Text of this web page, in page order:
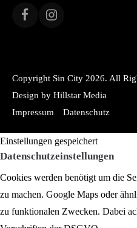
Copyright Sin City 2026. All
Design by Hillstar Media
Impressum
Datenschutz
Einstellungen gespeichert
Datenschutzeinstellungen
Cookies werden benötigt um die
zu machen. Google Maps oder
zu funktionalen Zwecken. Dabei